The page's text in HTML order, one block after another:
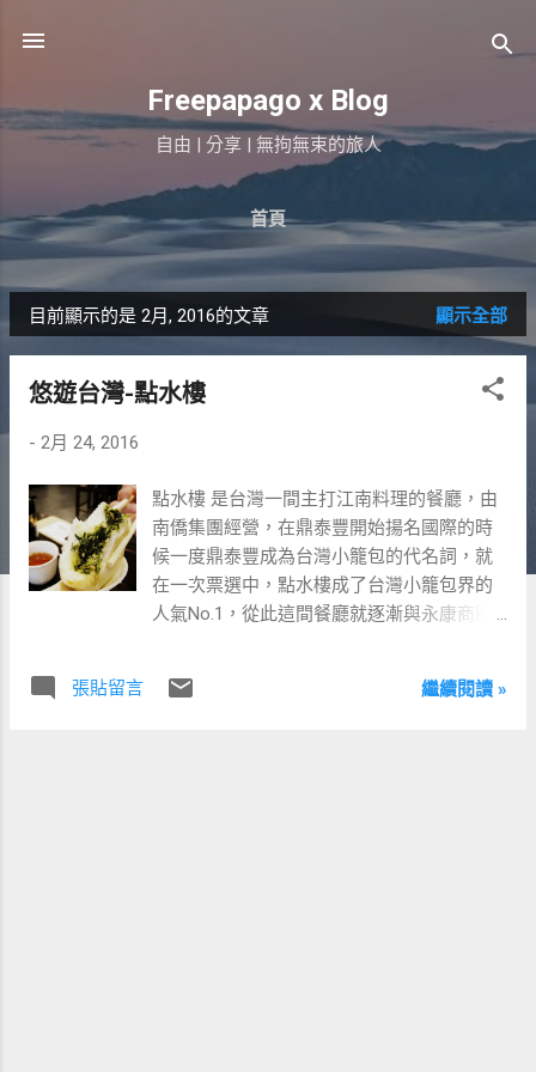
Freepapago x Blog
自由 | 分享 | 無拘無束的旅人
首頁
發
表
文
章
目前顯示的是 2月, 2016的文章 顯示全部
悠遊台灣-點水樓
- 2月 24, 2016
點水樓 是台灣一間主打江南料理的餐廳，由
南僑集團經營，在鼎泰豐開始揚名國際的時
候一度鼎泰豐成為台灣小籠包的代名詞，就
在一次票選中，點水樓成了台灣小籠包界的
人氣No.1，從此這間餐廳就逐漸與永康商圈
海菜飯 雪裡紅菜包 小籠包 點水樓室內風格
張貼留言 繼續閱讀 »